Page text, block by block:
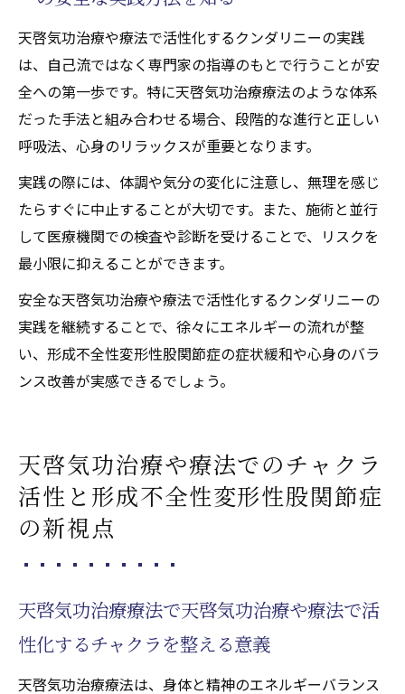
天啓気功治療や療法で活性化するクンダリニーの実践
は、自己流ではなく専門家の指導のもとで行うことが安
全への第一歩です。特に天啓気功治療療法のような体系
だった手法と組み合わせる場合、段階的な進行と正しい
呼吸法、心身のリラックスが重要となります。
実践の際には、体調や気分の変化に注意し、無理を感じ
たらすぐに中止することが大切です。また、施術と並行
して医療機関での検査や診断を受けることで、リスクを
最小限に抑えることができます。
安全な天啓気功治療や療法で活性化するクンダリニーの
実践を継続することで、徐々にエネルギーの流れが整
い、形成不全性変形性股関節症の症状緩和や心身のバラ
ンス改善が実感できるでしょう。
天啓気功治療や療法でのチャクラ
活性と形成不全性変形性股関節症
の新視点
天啓気功治療療法で天啓気功治療や療法で活
性化するチャクラを整える意義
天啓気功治療療法は、身体と精神のエネルギーバランス